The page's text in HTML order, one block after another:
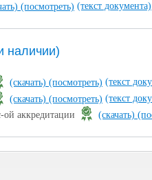
(посмотреть) (текст документа)
наличии)
(скачать) (посмотреть) (текст
(скачать) (посмотреть) (текст
ой аккредитации
(скачать)